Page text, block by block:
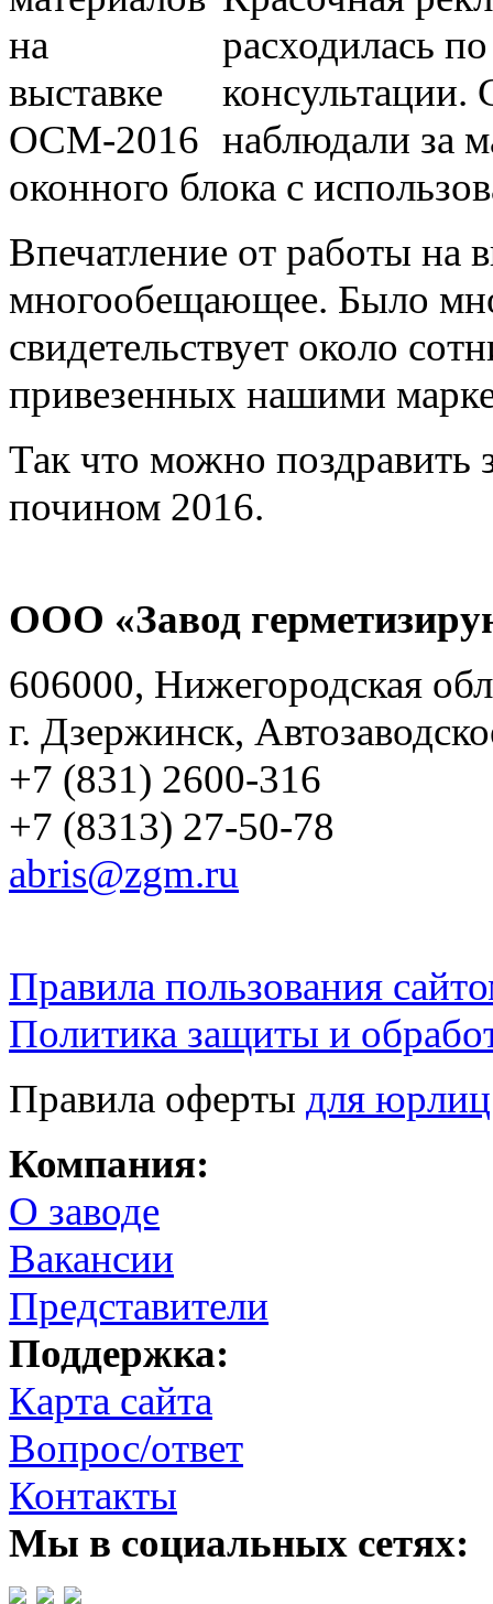
расходилась
консультации.
наблюдали за
оконного блока с
Впечатление от работы на
многообещающее. Было
свидетельствует около
привезенных нашими
Так что можно поздравить
почином 2016.
ООО «Завод
606000, Нижегородская
г. Дзержинск,
+7 (831) 2600-316
+7 (8313) 27-50-78
abris@zgm.ru
Правила пользования
Политика защиты и
Правила оферты для
Компания:
О заводе
Вакансии
Представители
Поддержка:
Карта сайта
Вопрос/ответ
Контакты
Мы в социальных сетях: